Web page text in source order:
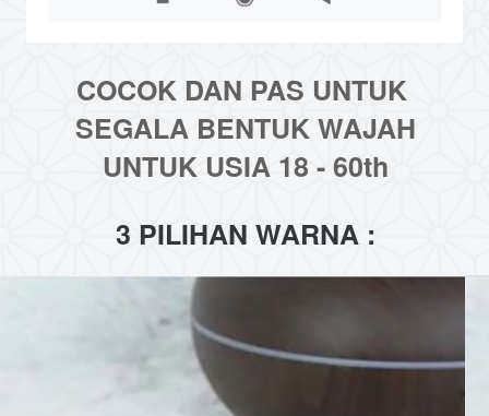
COCOK DAN PAS UNTUK
SEGALA BENTUK WAJAH
UNTUK USIA 18 - 60th
3 PILIHAN WARNA :